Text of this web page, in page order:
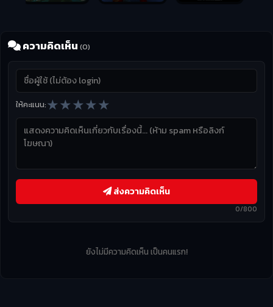
ความคิดเห็น (0)
ให้คะแนน:★★★★★
0/800
ส่งความคิดเห็น
ยังไม่มีความคิดเห็น เป็นคนแรก!